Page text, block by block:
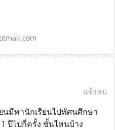
แจ้งลบ
นมีพานักเรียนไปทัศนศึกษา
ปีไปกี่ครั้ง ชั้นไหนบ้าง